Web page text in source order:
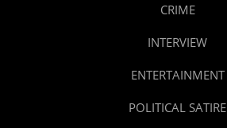
CRIME
INTERVIEW
ENTERTAINMENT
POLITICAL SATIRE